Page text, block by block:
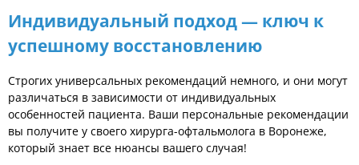
Индивидуальный подход — ключ к
успешному восстановлению
Строгих универсальных рекомендаций немного, и они могут
различаться в зависимости от индивидуальных
особенностей пациента. Ваши персональные рекомендации
вы получите у своего хирурга-офтальмолога в Воронеже,
который знает все нюансы вашего случая!